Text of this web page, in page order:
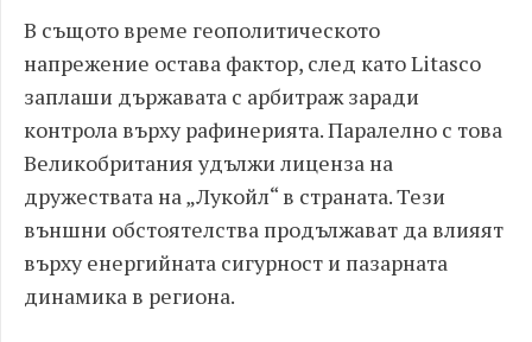
В същото време геополитическото
напрежение остава фактор, след като Litasco
заплаши държавата с арбитраж заради
контрола върху рафинерията. Паралелно с това
Великобритания удължи лиценза на
дружествата на „Лукойл“ в страната. Тези
външни обстоятелства продължават да влияят
върху енергийната сигурност и пазарната
динамика в региона.